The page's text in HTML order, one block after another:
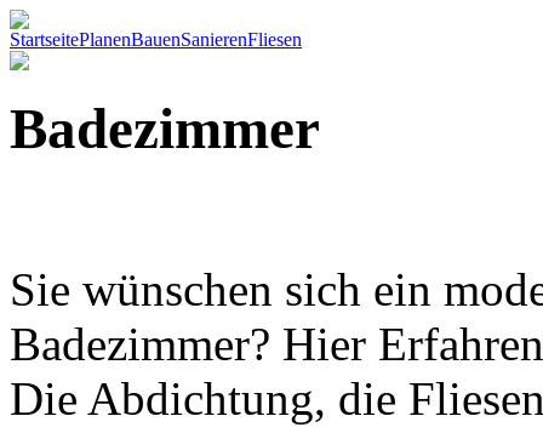
StartseitePlanenBauenSanierenFliesen
Badezimmer
Sie wünschen sich ein
Badezimmer? Hier
Die Abdichtung, die